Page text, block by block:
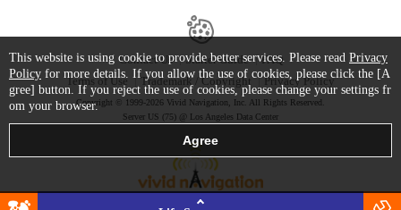
Contact Us Starter Guide
FAQ
Terms of Use
Trademark / Copyright Privacy Policy
Copyright © 1999-2026 Vivid Navigation, Inc. All Rights Reserved.
Server US (75) @ Los Angeles Data Center
This website is using cookie to provide better services. Please read Privacy
Policy for more details. If you allow the use of cookies, please click the [A
gree] button. If you reject the use of cookies, please change your settings fr
om your browser.